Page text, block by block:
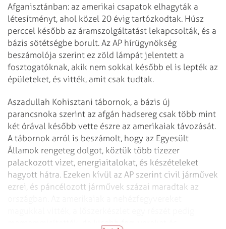
Afganisztánban: az amerikai csapatok elhagyták a
létesítményt, ahol közel 20 évig tartózkodtak. Húsz
perccel később az áramszolgáltatást lekapcsolták, és a
bázis sötétségbe borult. Az AP hírügynökség
beszámolója szerint ez zöld lámpát jelentett a
fosztogatóknak, akik nem sokkal később el is lepték az
épületeket, és vitték, amit csak tudtak.
Aszadullah Kohisztani tábornok, a bázis új
parancsnoka szerint az afgán hadsereg csak több mint
két órával később vette észre az amerikaiak távozását.
A tábornok arról is beszámolt, hogy az Egyesült
Államok rengeteg dolgot, köztük több tízezer
palackozott vizet, energiaitalokat, és készételeket
hagyott hátra. Ezeken kívül az AP szerint civil járművek
ezrei, és páncélozott járművek százai maradtak az